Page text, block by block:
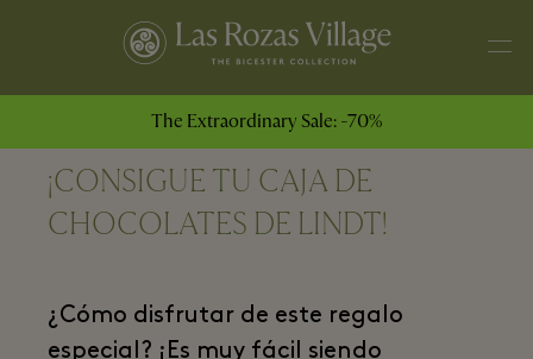
The Extraordinary Sale: -70%
¡CONSIGUE TU CAJA DE
CHOCOLATES DE LINDT!
¿Cómo disfrutar de este regalo
especial? ¡Es muy fácil siendo